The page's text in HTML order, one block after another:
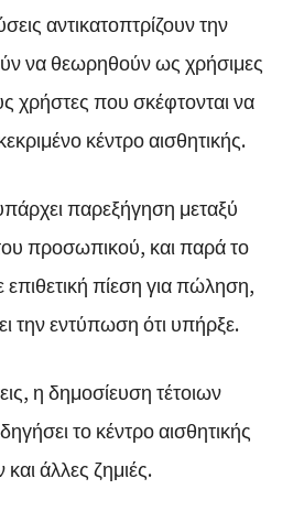
αντικατοπτρίζουν την
να θεωρηθούν ως χρήσιμες
χρήστες που σκέφτονται να
κέντρο αισθητικής.
παρεξήγηση μεταξύ
προσωπικού, και παρά το
επιθετική πίεση για πώληση,
την εντύπωση ότι υπήρξε.
η δημοσίευση τέτοιων
το κέντρο αισθητικής
άλλες ζημιές.